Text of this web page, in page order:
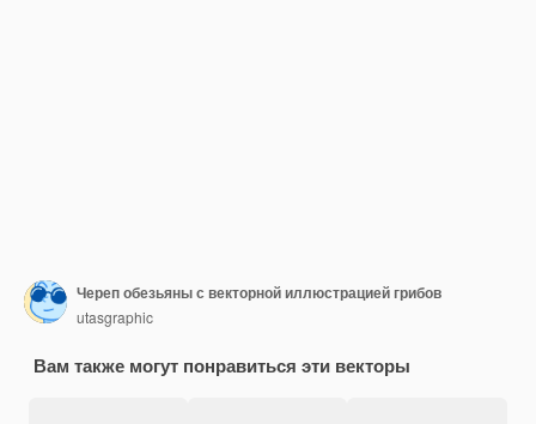
Череп обезьяны с векторной иллюстрацией грибов
utasgraphic
Вам также могут понравиться эти векторы